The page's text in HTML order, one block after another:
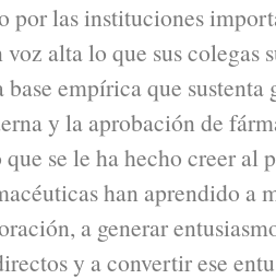
por las instituciones
alta lo que sus colegas
empírica que sustenta
y la aprobación de
se le ha hecho creer al
han aprendido a
a generar
y a convertir ese